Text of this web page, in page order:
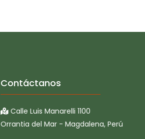
Contáctanos
Calle Luis Manarelli 1100
Orrantia del Mar - Magdalena, Perú